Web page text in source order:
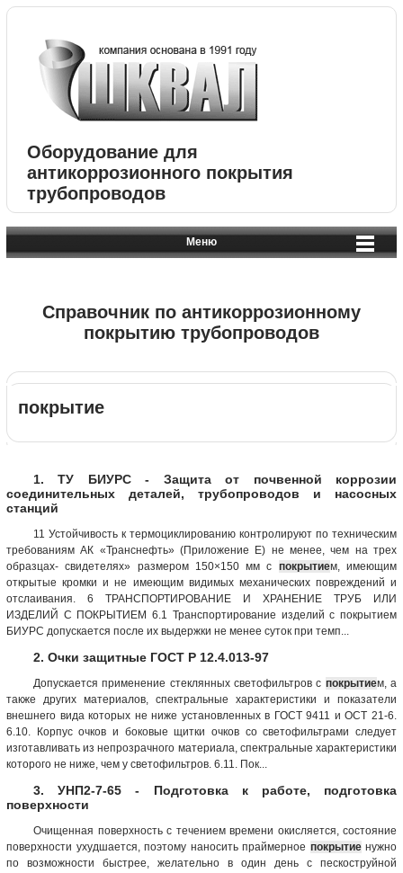
Оборудование для
антикоррозионного покрытия
трубопроводов
Меню
Справочник по антикоррозионному
покрытию трубопроводов
покрытие
1. ТУ БИУРС - Защита от почвенной коррозии
соединительных деталей, трубопроводов и насосных
станций
11 Устойчивость к термоциклированию контролируют по техническим
требованиям АК «Транснефть» (Приложение Е) не менее, чем на трех
образцах- свидетелях» размером 150×150 мм с покрытием, имеющим
открытые кромки и не имеющим видимых механических повреждений и
отслаивания. 6 ТРАНСПОРТИРОВАНИЕ И ХРАНЕНИЕ ТРУБ ИЛИ
ИЗДЕЛИЙ С ПОКРЫТИЕМ 6.1 Транспортирование изделий с покрытием
БИУРС допускается после их выдержки не менее суток при темп...
2. Очки защитные ГОСТ Р 12.4.013-97
Допускается применение стеклянных светофильтров с покрытием, а
также других материалов, спектральные характеристики и показатели
внешнего вида которых не ниже установленных в ГОСТ 9411 и ОСТ 21-6.
6.10. Корпус очков и боковые щитки очков со светофильтрами следует
изготавливать из непрозрачного материала, спектральные характеристики
которого не ниже, чем у светофильтров. 6.11. Пок...
3. УНП2-7-65 - Подготовка к работе, подготовка
поверхности
Очищенная поверхность с течением времени окисляется, состояние
поверхности ухудшается, поэтому наносить праймерное покрытиенужно
по возможности быстрее, желательно в один день с пескоструйной